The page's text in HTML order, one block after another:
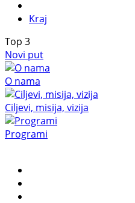
Kraj
Top 3
Novi put
O nama
Ciljevi, misija, vizija
Programi